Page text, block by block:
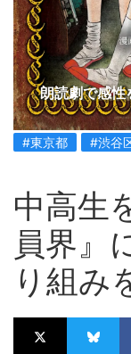
朗読劇で感性
#東京都 #渋谷
中高生
員界』
り組み